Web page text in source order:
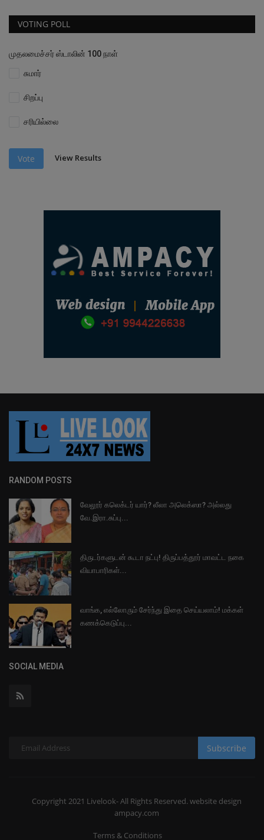
VOTING POLL
முதலமைச்சர் ஸ்டாலின் 100 நாள்
சுமார்
சிறப்பு
சரியில்லை
Vote View Results
RANDOM POSTS
வேலூர் கலெக்டர் யார்? லீலா அலெக்ஸா? அல்லது
வே.இரா.சுப்பு...
திருடர்களுடன் கூடா நட்பு! திருப்பத்தூர் மாவட்ட நகை
வியாபாரிகள்...
வாங்க, எல்லோரும் சேர்ந்து இதை செய்யலாம்! மக்கள்
கணக்கெடுப்பு...
SOCIAL MEDIA
Subscribe
Copyright 2021 Livelook- All Rights Reserved. website design
ampacy.com
Terms & Conditions